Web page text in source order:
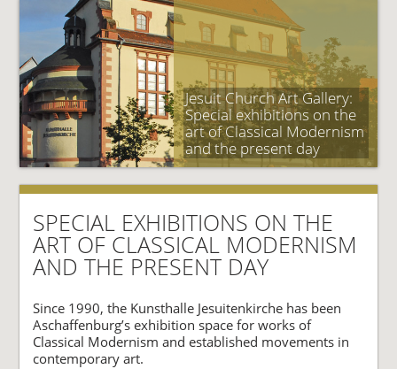
Jesuit Church Art Gallery:
Special exhibitions on the
art of Classical Modernism
and the present day
SPECIAL EXHIBITIONS ON THE
ART OF CLASSICAL MODERNISM
AND THE PRESENT DAY
Since 1990, the Kunsthalle Jesuitenkirche has been
Aschaffenburg’s exhibition space for works of
Classical Modernism and established movements in
contemporary art.